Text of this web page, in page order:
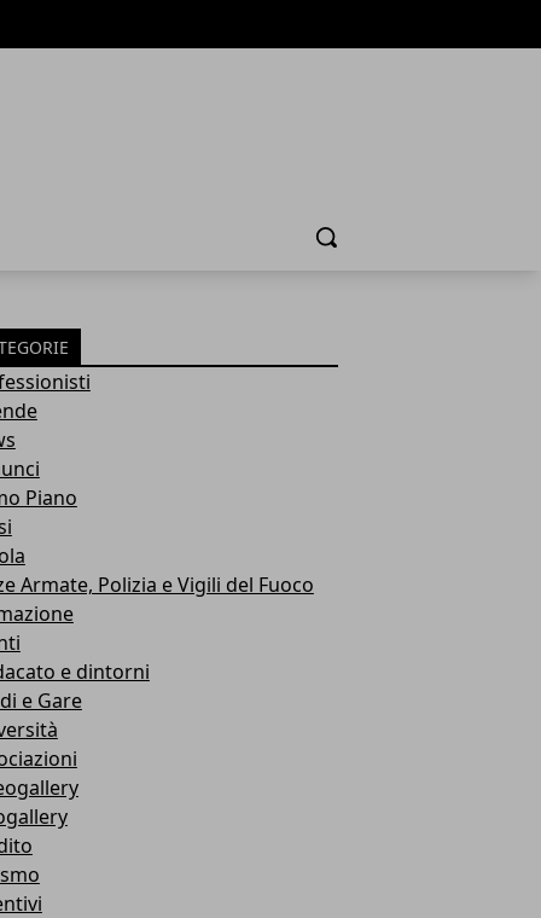
Cerca
Piano
Armate, Polizia e Vigili del Fuoco
e dintorni
e Gare